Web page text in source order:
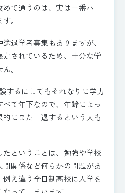
めて通うのは、実は一番ハー
。
退学者募集もありますが、
されているため、十分な学
。
するにしてもそれなりに学力
て年下なので、年齢によっ
にまた中退するという人も
ということは、勉強や学校
関係など何らかの問題があ
え違う全日制高校に入学を